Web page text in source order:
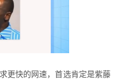
更快的网速，首选肯定是紫藤